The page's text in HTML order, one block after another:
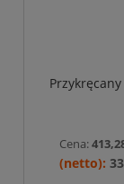
Cena: